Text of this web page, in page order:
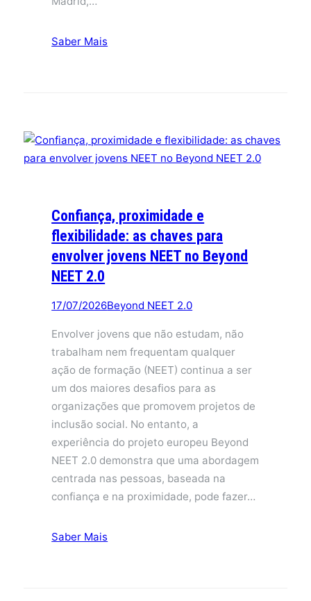
Saber Mais
Confiança, proximidade e
flexibilidade: as chaves para
envolver jovens NEET no Beyond
NEET 2.0
17/07/2026Beyond NEET 2.0
Envolver jovens que não estudam, não
trabalham nem frequentam qualquer
ação de formação (NEET) continua a ser
um dos maiores desafios para as
organizações que promovem projetos de
inclusão social. No entanto, a
experiência do projeto europeu Beyond
NEET 2.0 demonstra que uma abordagem
centrada nas pessoas, baseada na
confiança e na proximidade, pode fazer…
Saber Mais